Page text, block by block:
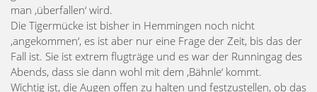
man ‚überfallen‘ wird.
Die Tigermücke ist bisher in Hemmingen noch nicht
‚angekommen‘, es ist aber nur eine Frage der Zeit, bis das der
Fall ist. Sie ist extrem flugträge und es war der Runningag des
Abends, dass sie dann wohl mit dem ‚Bähnle‘ kommt.
Wichtig ist, die Augen offen zu halten und festzustellen, ob das